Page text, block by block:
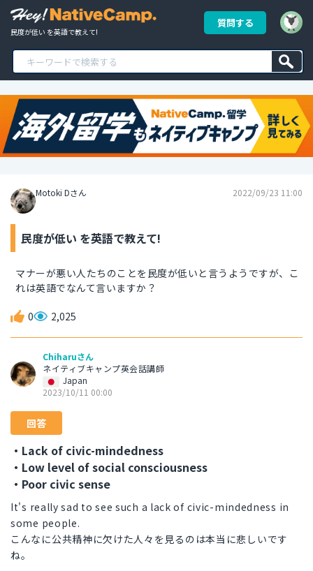
民度が低い を英語で教えて!
質問する
Motoki Dさん 2022/09/23 11:00
民度が低い を英語で教えて!
マナーが悪い人たちのことを民度が低いと言うようですが、こ
れは英語でなんて言いますか？
0 2,025
Chiharuさん
ネイティブキャンプ英会話講師
Japan
2023/10/11 00:00
回答
・Lack of civic-mindedness
・Low level of social consciousness
・Poor civic sense
It's really sad to see such a lack of civic-mindedness in
some people.
こんなに公共精神に欠けた人々を見るのは本当に悲しいです
ね。